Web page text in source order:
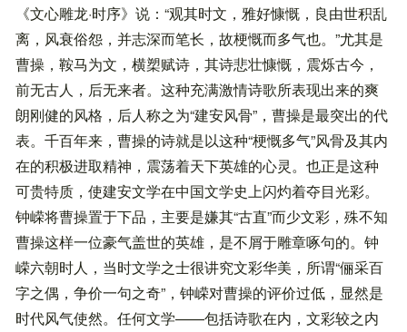
《文心雕龙·时序》说：“观其时文，雅好慷慨，良由世积乱
离，风衰俗怨，并志深而笔长，故梗慨而多气也。”尤其是
曹操，鞍马为文，横槊赋诗，其诗悲壮慷慨，震烁古今，
前无古人，后无来者。这种充满激情诗歌所表现出来的爽
朗刚健的风格，后人称之为“建安风骨”，曹操是最突出的代
表。千百年来，曹操的诗就是以这种“梗慨多气”风骨及其内
在的积极进取精神，震荡着天下英雄的心灵。也正是这种
可贵特质，使建安文学在中国文学史上闪灼着夺目光彩。
钟嵘将曹操置于下品，主要是嫌其“古直”而少文彩，殊不知
曹操这样一位豪气盖世的英雄，是不屑于雕章啄句的。钟
嵘六朝时人，当时文学之士很讲究文彩华美，所谓“俪采百
字之偶，争价一句之奇”，钟嵘对曹操的评价过低，显然是
时代风气使然。任何文学——包括诗歌在内，文彩较之内